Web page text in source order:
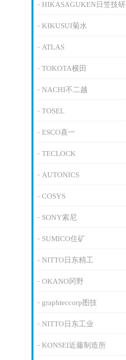
HIKASAGUKEN日笠技研
KIKUSUI菊水
ATLAS
TOKOTA横田
NACHI不二越
TOSEL
ESCO喜一
TECLOCK
AUTONICS
COSYS
SONY索尼
SUMICO住矿
NITTO日东精工
OKANO冈野
graphteccorp图技
NITTO日东工业
KONSEI近藤制造所